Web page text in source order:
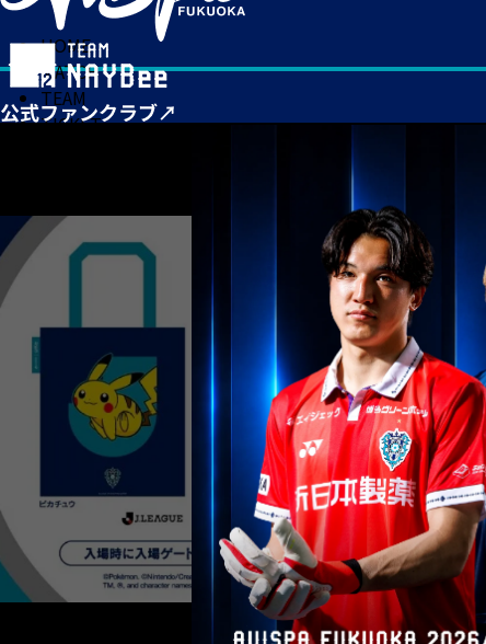
HOME
MATCH
TEAM
TICKET